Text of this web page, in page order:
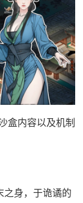
盒内容以及机制
之身，于诡谲的